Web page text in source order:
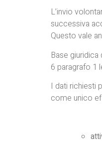
L’invio
successiva
Questo vale
Base
6 paragrafo 1
I dati richiesti
come unico